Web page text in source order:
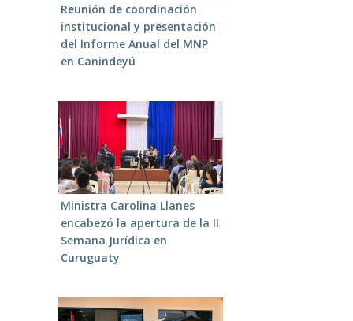
Reunión de coordinación
institucional y presentación
del Informe Anual del MNP
en Canindeyú
Ministra Carolina Llanes
encabezó la apertura de la II
Semana Jurídica en
Curuguaty